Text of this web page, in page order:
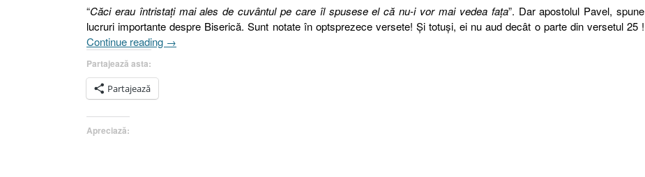
“Căci erau întristaţi mai ales de cuvântul pe care îl spusese el că nu-i vor mai vedea faţa”. Dar apostolul Pavel, spune
lucruri importante despre Biserică. Sunt notate în optsprezece versete! Şi totuşi, ei nu aud decât o parte din versetul 25 !
Continue reading „GÂNDURI
→
Partajează asta:
Partajează
Apreciază: